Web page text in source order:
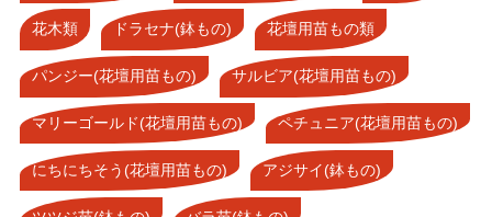
花木類 ドラセナ(鉢もの) 花壇用苗もの類
パンジー(花壇用苗もの) サルビア(花壇用苗もの)
マリーゴールド(花壇用苗もの) ペチュニア(花壇用苗もの)
にちにちそう(花壇用苗もの) アジサイ(鉢もの)